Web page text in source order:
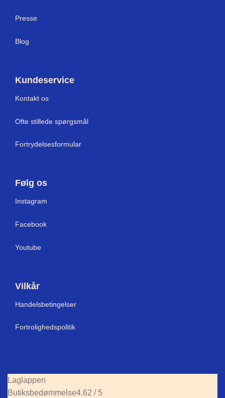
Presse
Blog
Kundeservice
Kontakt os
Ofte stillede spørgsmål
Fortrydelsesformular
Følg os
Instagram
Facebook
Youtube
Vilkår
Handelsbetingelser
Fortrolighedspolitik
Laglappen
Butiksbedømmelse4.62 / 5